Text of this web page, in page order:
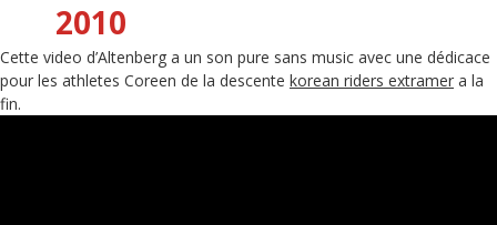
2010
Cette video d’Altenberg a un son pure sans music avec une dédicace
pour les athletes Coreen de la descente korean riders extramer a la
fin.